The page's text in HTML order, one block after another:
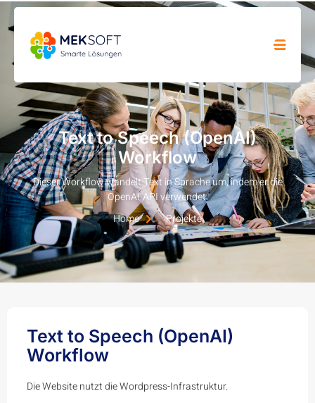
Text to Speech (OpenAI)
Workflow
Dieser Workflow wandelt Text in Sprache um, indem er die
OpenAI-API verwendet.
Home
Projekte
Text to Speech (OpenAI)
Workflow
Die Website nutzt die Wordpress-Infrastruktur.